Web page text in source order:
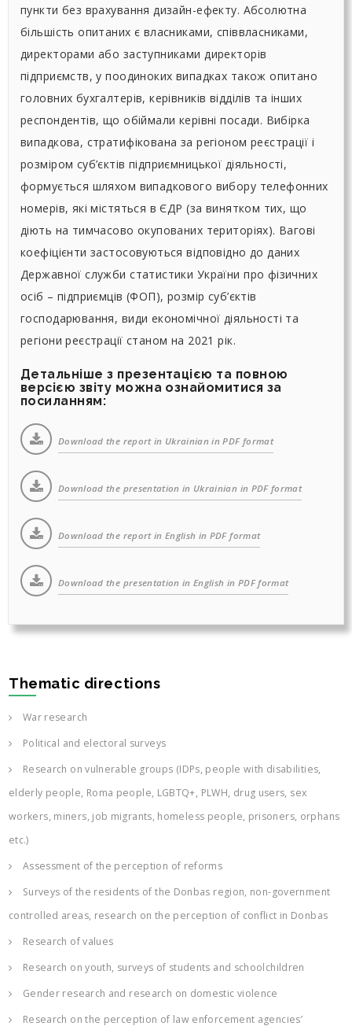
пункти без врахування дизайн-ефекту. Абсолютна
більшість опитаних є власниками, співвласниками,
директорами або заступниками директорів
підприємств, у поодиноких випадках також опитано
головних бухгалтерів, керівників відділів та інших
респондентів, що обіймали керівні посади. Вибірка
випадкова, стратифікована за регіоном реєстрації і
розміром суб’єктів підприємницької діяльності,
формується шляхом випадкового вибору телефонних
номерів, які містяться в ЄДР (за винятком тих, що
діють на тимчасово окупованих територіях). Вагові
коефіцієнти застосовуються відповідно до даних
Державної служби статистики України про фізичних
осіб – підприємців (ФОП), розмір суб’єктів
господарювання, види економічної діяльності та
регіони реєстрації станом на 2021 рік.
Детальніше з презентацією та повною
версією звіту можна ознайомитися за
посиланням:
Download the report in Ukrainian in PDF format
Download the presentation in Ukrainian in PDF format
Download the report in English in PDF format
Download the presentation in English in PDF format
Thematic directions
War research
Political and electoral surveys
Research on vulnerable groups (IDPs, people with disabilities,
elderly people, Roma people, LGBTQ+, PLWH, drug users, sex
workers, miners, job migrants, homeless people, prisoners, orphans
etc.)
Assessment of the perception of reforms
Surveys of the residents of the Donbas region, non-government
controlled areas, research on the perception of conflict in Donbas
Research of values
Research on youth, surveys of students and schoolchildren
Gender research and research on domestic violence
Research on the perception of law enforcement agencies’